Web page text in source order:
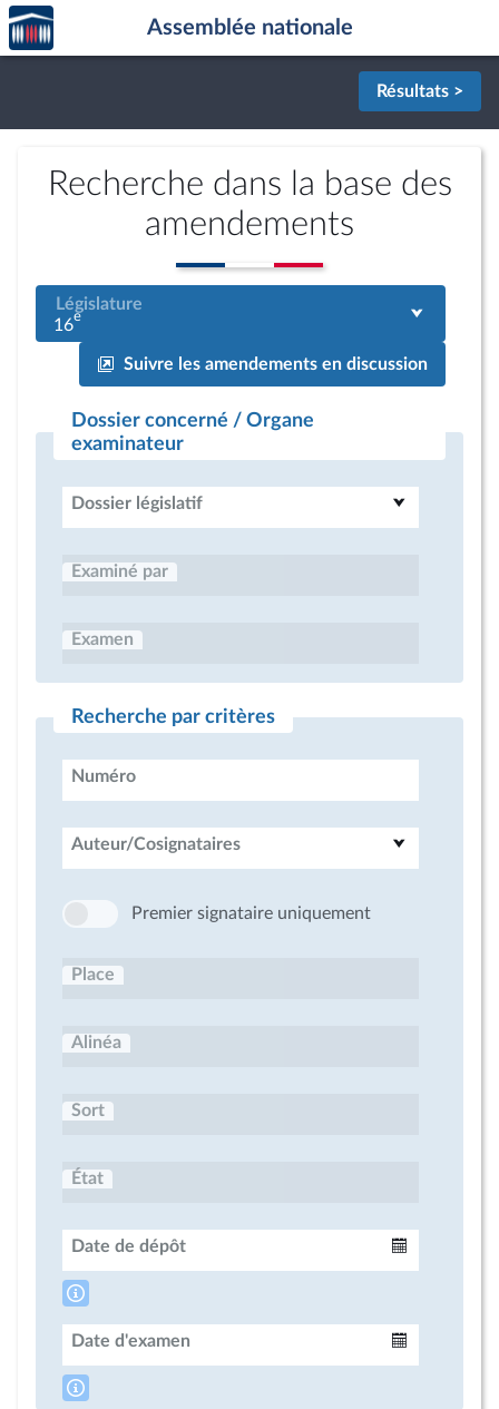
Aller au contenu
Aller en bas de la page
Accèder
à la
page
Assemblée nationale
Résultats >
Recherche dans la base des
amendements
Législature
16e
Suivre les amendements en discussion
Dossier concerné / Organe
examinateur
Dossier législatif
Examiné par
Examen
Recherche par critères
Numéro
Auteur/Cosignataires
Premier signataire uniquement
Place
Alinéa
Sort
État
Date de dépôt
Date d'examen